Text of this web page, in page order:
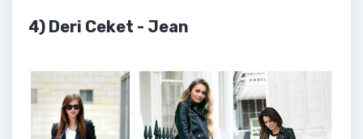
4) Deri Ceket - Jean